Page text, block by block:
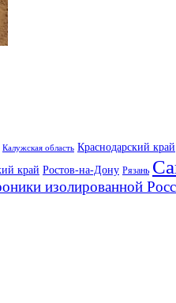
Калужская область Краснодарский край
край Ростов-на-Дону Рязань
изолированной